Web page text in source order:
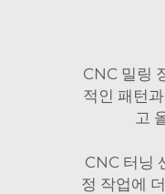
CNC 밀링
적인 패턴
고
CNC 터닝
정 작업에